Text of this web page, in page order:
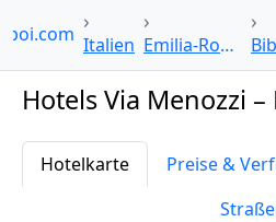
Italien Emilia-Romagna
Hotels Via Menozzi
Hotelkarte
Preise &